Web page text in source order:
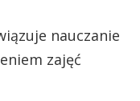
nauczanie
zajęć